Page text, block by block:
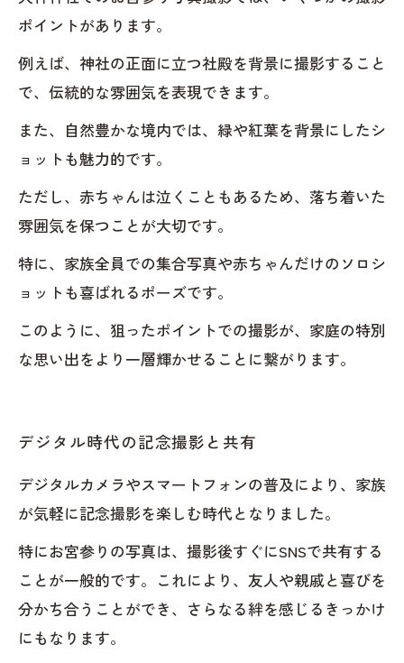
ポイントがあります。
例えば、神社の正面に立つ社殿を背景に撮影すること
で、伝統的な雰囲気を表現できます。
また、自然豊かな境内では、緑や紅葉を背景にしたシ
ョットも魅力的です。
ただし、赤ちゃんは泣くこともあるため、落ち着いた
雰囲気を保つことが大切です。
特に、家族全員での集合写真や赤ちゃんだけのソロシ
ョットも喜ばれるポーズです。
このように、狙ったポイントでの撮影が、家庭の特別
な思い出をより一層輝かせることに繋がります。
デジタル時代の記念撮影と共有
デジタルカメラやスマートフォンの普及により、家族
が気軽に記念撮影を楽しむ時代となりました。
特にお宮参りの写真は、撮影後すぐにSNSで共有する
ことが一般的です。これにより、友人や親戚と喜びを
分かち合うことができ、さらなる絆を感じるきっかけ
にもなります。